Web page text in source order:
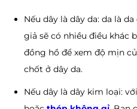
Nếu dây là dây da: da là
giả sẽ có nhiều điều khác
đồng hồ để xem độ mịn
chốt ở dây da.
Nếu dây là dây kim loại: